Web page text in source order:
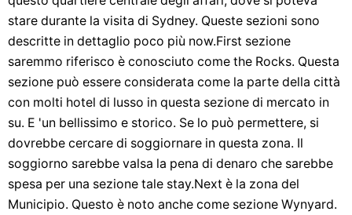
stare durante la visita di Sydney. Queste sezioni sono
descritte in dettaglio poco più now.First sezione
saremmo riferisco è conosciuto come the Rocks. Questa
sezione può essere considerata come la parte della città
con molti hotel di lusso in questa sezione di mercato in
su. E 'un bellissimo e storico. Se lo può permettere, si
dovrebbe cercare di soggiornare in questa zona. Il
soggiorno sarebbe valsa la pena di denaro che sarebbe
spesa per una sezione tale stay.Next è la zona del
Municipio. Questo è noto anche come sezione Wynyard.